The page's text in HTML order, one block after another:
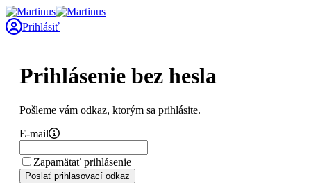
Prihlásiť
Prihlásenie bez hesla
Pošleme vám odkaz, ktorým sa prihlásite.
E-mail
Zapamätať prihlásenie
Poslať prihlasovací odkaz